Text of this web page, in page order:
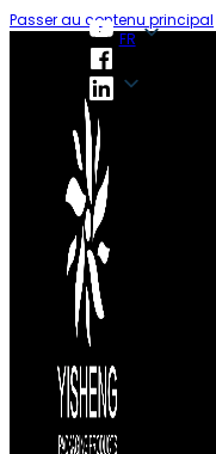
Passer au contenu principal
FR